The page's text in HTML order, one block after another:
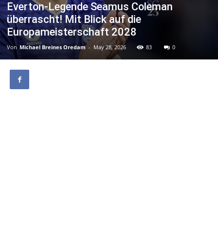
Everton-Legende Seamus Coleman
überrascht! Mit Blick auf die
Europameisterschaft 2028
Von Michael Breines Oredam - May 28, 2026 83 0